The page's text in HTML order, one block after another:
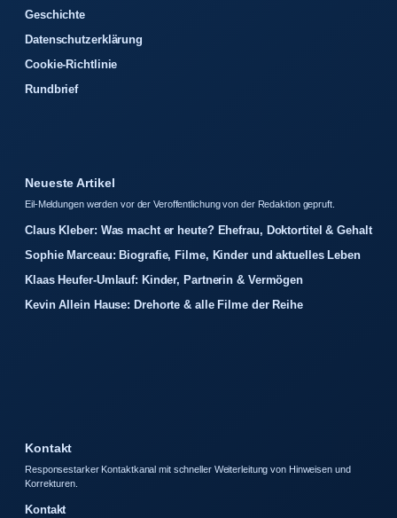
Geschichte
Datenschutzerklärung
Cookie-Richtlinie
Rundbrief
Neueste Artikel
Eil-Meldungen werden vor der Veroffentlichung von der Redaktion gepruft.
Claus Kleber: Was macht er heute? Ehefrau, Doktortitel & Gehalt
Sophie Marceau: Biografie, Filme, Kinder und aktuelles Leben
Klaas Heufer-Umlauf: Kinder, Partnerin & Vermögen
Kevin Allein Hause: Drehorte & alle Filme der Reihe
Kontakt
Responsestarker Kontaktkanal mit schneller Weiterleitung von Hinweisen und
Korrekturen.
Kontakt